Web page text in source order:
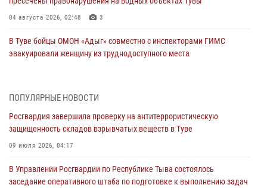
04 августа 2026, 02:48 3
В Туве бойцы ОМОН «Адыг» совместно с инспекторами ГИМС
эвакуировали женщину из труднодоступного места
Росгвардия проверила организацию отдыха детей в детских
31 июля 2026, 03:49
Сотрудники вневедомственной охраны приняли участие в акции
29 июля 2026, 09:41
ПОПУЛЯРНЫЕ НОВОСТИ
Росгвардия завершила проверку на антитеррористическую
защищенность складов взрывчатых веществ в Туве
09 июля 2026, 04:17
В Управлении Росгвардии по Республике Тыва состоялось
заседание оперативного штаба по подготовке к выполнению задач